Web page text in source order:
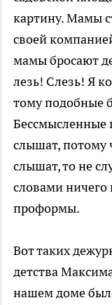
картину. Мамы
своей
мамы бросают
лезь! Слезь! Я
тому подобные
Бессмысленные
слышат, потому
слышат, то не
словами
проформы.
Вот таких
детства
нашем доме